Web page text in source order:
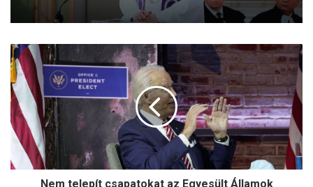
N
e
m
t
e
l
í
Nem telepít csapatokat az Egyesült Államok